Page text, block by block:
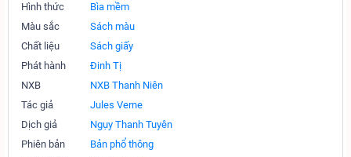
Hình thức
Bìa mềm
Màu sắc
Sách màu
Chất liệu
Sách giấy
Phát hành
Đinh Tị
NXB
NXB Thanh Niên
Tác giả
Jules Verne
Dịch giả
Ngụy Thanh Tuyên
Phiên bản
Bản phổ thông